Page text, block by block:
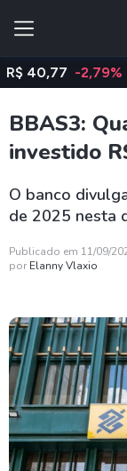
-2,79%
BBAS3:
investido
O banco
de 2025 nesta
Publicado em 11/09/
por Elanny Vlaxio